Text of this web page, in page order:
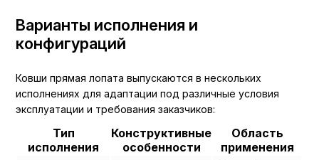
Варианты исполнения и
конфигураций
Ковши прямая лопата выпускаются в нескольких
исполнениях для адаптации под различные условия
эксплуатации и требования заказчиков:
Тип
исполнения
Конструктивные
особенности
Область
применения